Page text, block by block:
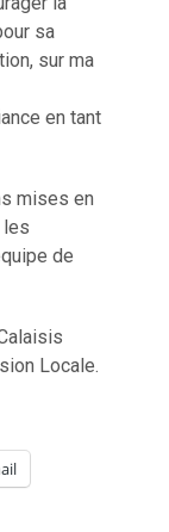
sa
sur ma
en tant
mises en
les
de
Locale.